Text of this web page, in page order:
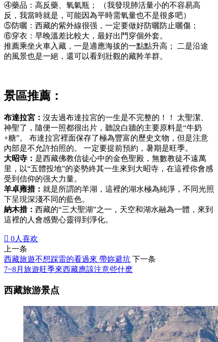
④藥品：高反藥、氧氣瓶； （我發現肺活量小的不容易高
反，我當時就是，可能因為平時需氧量也不是很多吧）
⑤防曬：西藏的紫外線很强，一定要做好防曬防止曬傷；
⑥穿衣：早晚溫差比較大，最好出門穿個外套。
推薦乘坐火車入藏，一是適應海拔的一點點升高； 二是沿途
的風景也是一絕，還可以看到壯觀的藏羚羊群。
景區推薦：
布達拉宮： 沒去過布達拉宮的一生是不完整的！！ 太聖潔、
神聖了，隨便一照都很出片，聽說白牆的主要原料是“牛奶
+糖”。 布達拉宮裡面保存了極為豐富的歷史文物，但是注意
內部是不允許拍照的。 一定要提前預約，暑期是旺季。
大昭寺： 是西藏佛教信徒心中的金色聖殿，無數教徒不遠萬
里，以“五體投地”的姿勢終其一生來到大昭寺，在這裡你會感
受到信仰的强大力量。
羊卓雍措： 就是所謂的羊湖，這裡的湖水極為純淨，不同光照
下呈現深淺不同的藍色。
納木措： 西藏的“三大聖湖”之一，天空和湖水融為一體，來到
這裡的人會感覺心靈得到淨化。
 0人喜欢
上一条
西藏旅遊不想踩雷的看過來 帶妳避坑 下一条
7~8月旅遊旺季來西藏應該注意些什麽
西藏旅游景点